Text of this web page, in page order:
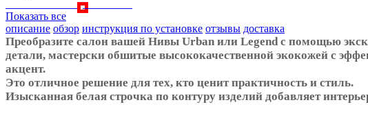
Показать все
описание обзор инструкция по установке отзывы доставка
Преобразите салон вашей Нивы Urban или Legend с помощью
детали, мастерски обшитые высококачественной экокожей с
акцент.
Это отличное решение для тех, кто ценит практичность и стиль.
Изысканная белая строчка по контуру изделий добавляет